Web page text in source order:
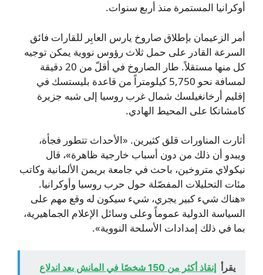
أوكرانيا المستمرة منذ أربع سنوات.
أمر الزعيمان بإطلاق صاروخ يارس العابِر للقارات فائق
السرعة القادر على حمل ثلاث رؤوس نووية يمكن توجيه
كل منها مستقلاً. طار الصاروخ في أقلّ من 20 دقيقة
لمسافة نحو 5,750 كيلومتراً من قاعدة بليستسك في
إقليم أرخانغيلسك شمال غرب روسيا إلى شبه جزيرة
كامشاتكا على المحيط الهادي.
أثارت المناورات قلق كثيرين. «الأحداث تتطور فجأة،
ويبدو أن ذلك من دون أسباب خارجية ظاهرة»، قال
نيكولاي متروخين، باحث في جامعة بريمن الألمانية وكاتب
مئات التحليلات المفصّلة حول حرب روسيا وأوكرانيا.
«هناك شيء كبير يجري، شيء سيكون له وقع مهم على
السياسة الدولية عموماً وعلى وسائل الإعلام الجماهيرية،
بما في ذلك إمدادات الأسلحة النووية».
يقرأ
إنقاذ أكثر من 150 شخصًا في المانش بعد اندلاع